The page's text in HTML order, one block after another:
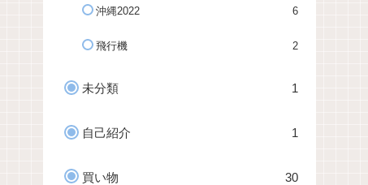
沖縄2022 6
飛行機 2
未分類 1
自己紹介 1
買い物 30